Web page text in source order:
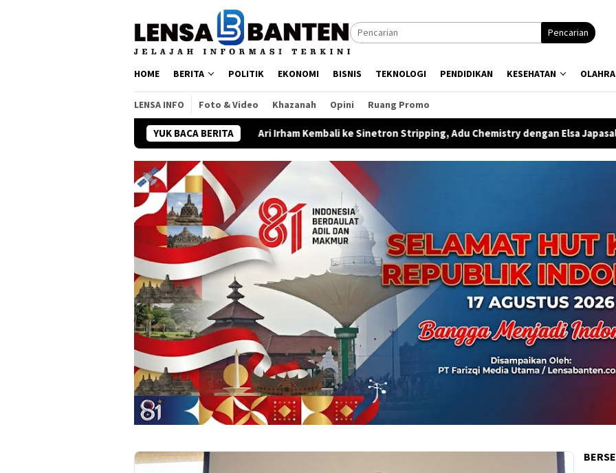
Pencarian
HOME BERITA POLITIK EKONOMI BISNIS TEKNOLOGI PENDIDIKAN KESEHATAN
LENSA INFO Foto & Video Khazanah Opini Ruang Promo
YUK BACA BERITA
Ari Irham Kembali ke Sinetron Stripping, Adu Chemistry dengan Elsa Japasal di “Ternyata Ini